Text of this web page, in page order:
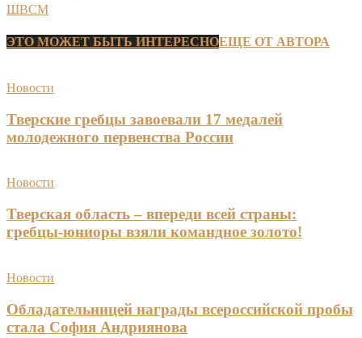
ШВСМ
ЭТО МОЖЕТ БЫТЬ ИНТЕРЕСНОЕЩЕ ОТ АВТОРА
Новости
Тверские гребцы завоевали 17 медалей
молодежного первенства России
Новости
Тверская область – впереди всей страны:
гребцы-юниоры взяли командное золото!
Новости
Обладательницей награды всероссийской пробы
стала София Андриянова